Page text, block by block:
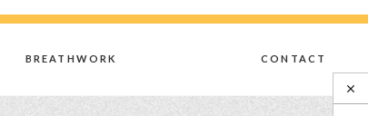
BREATHWORK CONTACT